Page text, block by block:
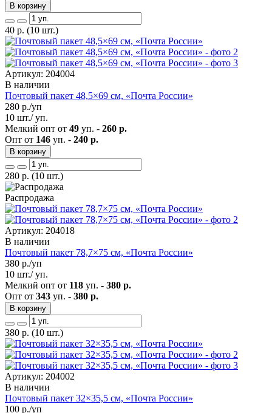
В корзину
40 р. (10 шт.)
Артикул: 204004
В наличии
Почтовый пакет 48,5×69 см, «Почта России»
280 р./уп
10 шт./ уп.
Мелкий опт от 49 уп. - 260 р.
Опт от 146 уп. - 240 р.
В корзину
280 р. (10 шт.)
Распродажа
Артикул: 204018
В наличии
Почтовый пакет 78,7×75 см, «Почта России»
380 р./уп
10 шт./ уп.
Мелкий опт от 118 уп. - 380 р.
Опт от 343 уп. - 380 р.
В корзину
380 р. (10 шт.)
Артикул: 204002
В наличии
Почтовый пакет 32×35,5 см, «Почта России»
100 р./уп